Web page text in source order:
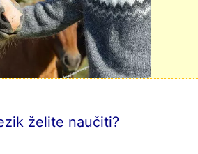
želite naučiti?